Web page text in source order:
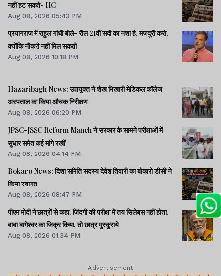
नहीं हट सकते- HC
Aug 08, 2026 05:43 PM
प्रयागराज में राहुल गांधी बोले- रील 21वीं सदी का नशा है, मजदूरी करो,
क्योंकि नौकरी नहीं मिल सकती
Aug 08, 2026 10:18 PM
Hazaribagh News: उपायुक्त ने शेख भिखारी मेडिकल कॉलेज
अस्पताल का किया औचक निरीक्षण
Aug 08, 2026 06:20 PM
JPSC-JSSC Reform Manch ने सरकार के सामने परीक्षाओं में
सुधार समेत कई मांगे रखीं
Aug 08, 2026 04:14 PM
Bokaro News: दिशा समिति सदस्य देवेश तिवारी का बोकारो डीसी ने
किया स्वागत
Aug 08, 2026 08:47 PM
पीएम मोदी ने छात्रों से कहा, जिंदगी की परीक्षा में तय सिलेबस नहीं होता,
बाबा बागेश्वर का जिक्र किया, तो छात्र मुस्कुराये
Aug 08, 2026 01:34 PM
Advertisement